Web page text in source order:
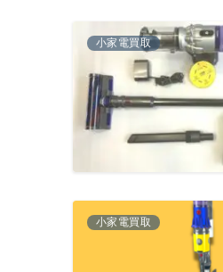
小家電買取
小家電買取